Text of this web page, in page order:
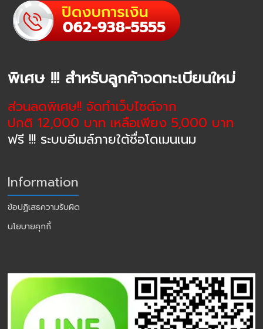
พิเศษ !!! สำหรับลูกค้าจดทะเบียนใหม่
ส่วนลดพิเศษ!! จัดทำเว็บไซต์จาก
ปกติ 12,000 บาท เหลือเพียง 5,000 บาท
ฟรี !!! ระบบอีเมล์ภายใต้ชื่อโดเมนเนม
Information
ข้อปฏิเสธความรับผิด
นโยบายคุกกี้